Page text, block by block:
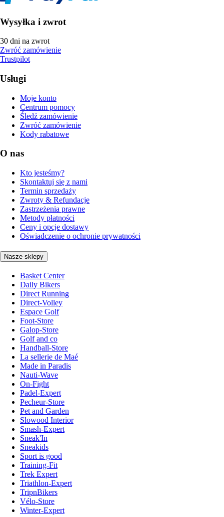
Wysyłka i zwrot
30 dni na zwrot
Zwróć zamówienie
Trustpilot
Usługi
Moje konto
Centrum pomocy
Śledź zamówienie
Zwróć zamówienie
Kody rabatowe
O nas
Kto jesteśmy?
Skontaktuj się z nami
Termin sprzedaży
Zwroty & Refundacje
Zastrzeżenia prawne
Metody płatności
Ceny i opcje dostawy
Oświadczenie o ochronie prywatności
Nasze sklepy
Basket Center
Daily Bikers
Direct Running
Direct-Volley
Espace Golf
Foot-Store
Galop-Store
Golf and co
Handball-Store
La sellerie de Maé
Made in Paradis
Nauti-Wave
On-Fight
Padel-Expert
Pecheur-Store
Pet and Garden
Slowood Interior
Smash-Expert
Sneak'In
Sneakids
Sport is good
Training-Fit
Trek Expert
Triathlon-Expert
TripnBikers
Vélo-Store
Winter-Expert